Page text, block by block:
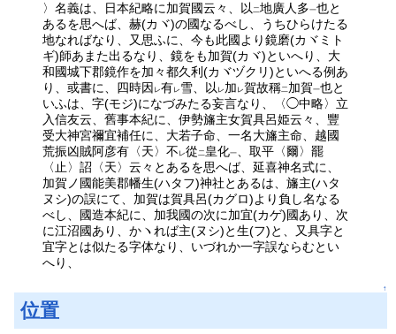
〉名義は、日本紀略に加賀國云々、以 二地廣人多一也と
あるを思へば、赫(カヾ)の國なるべし、うちひらけたる
地なればなり、又思ふに、今も此國より鏡磨(カヾミト
ギ)師あまた出るなり、鏡をも加賀(カヾ)といへり、大
和國城下郡鏡作を加々都久利(カヾヅクリ)といへる例あ
り、或書に、四時因 レ有レ 雪、以 レ 加 レ賀故稱二加賀一也と
いふは、字(モジ)になづみたる妄言なり、〈◯中略〉立
入信友云、舊事本紀に、伊勢旛主女賀具呂姫云々、豐
受大神宮禰宜補任に、大若子命、一名大旛主命、越國
荒振凶賊阿彦有〈天〉不 レ從二皇化一
、取平〈爾〉罷
〈止〉詔〈天〉云々とあるを思へば、延喜神名式に、
加賀ノ國能美郡幡生(ハタフ)神社とあるは、旛主(ハタ
ヌシ)の誤にて、加賀は賀具呂(カグロ)より負し名なる
べし、國造本紀に、加我國の次に加宜(カゲ)國あり、次
に江沼國あり、かヽれば主(ヌシ)と生(フ)と、又具字と
宜字とは似たる字体なり、いづれか一字誤ならむとい
へり、
↑
位置